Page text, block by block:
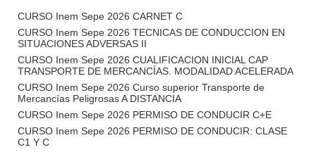
CURSO Inem Sepe 2026 CARNET C
CURSO Inem Sepe 2026 TECNICAS DE CONDUCCION EN
SITUACIONES ADVERSAS II
CURSO Inem Sepe 2026 CUALIFICACION INICIAL CAP
TRANSPORTE DE MERCANCÍAS. MODALIDAD ACELERADA
CURSO Inem Sepe 2026 Curso superior Transporte de
Mercancías Peligrosas A DISTANCIA
CURSO Inem Sepe 2026 PERMISO DE CONDUCIR C+E
CURSO Inem Sepe 2026 PERMISO DE CONDUCIR: CLASE
C1 Y C